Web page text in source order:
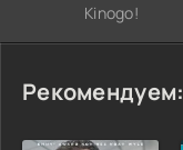
Kinogo!
Рекомендуем: